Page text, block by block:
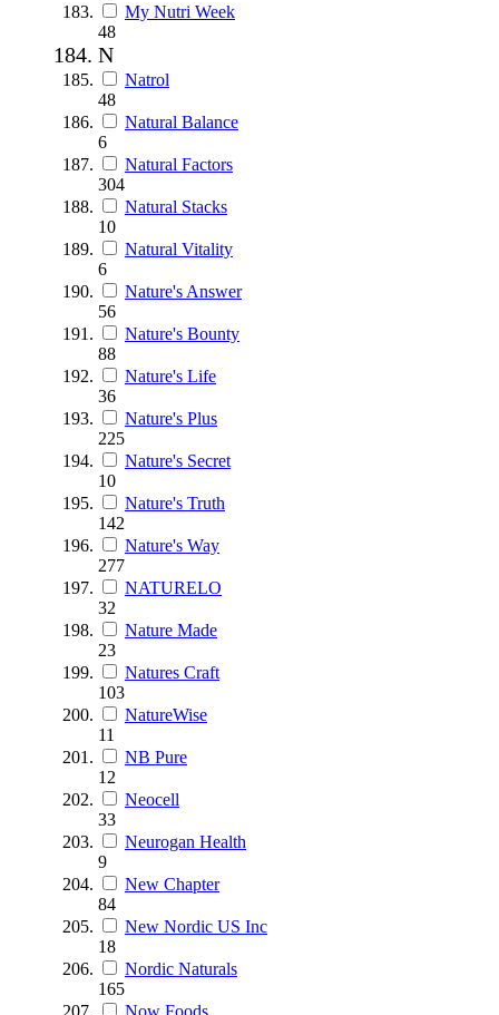
My Nutri Week
48
N
Natrol
48
Natural Balance
6
Natural Factors
304
Natural Stacks
10
Natural Vitality
6
Nature's Answer
56
Nature's Bounty
88
Nature's Life
36
Nature's Plus
225
Nature's Secret
10
Nature's Truth
142
Nature's Way
277
NATURELO
32
Nature Made
23
Natures Craft
103
NatureWise
11
NB Pure
12
Neocell
33
Neurogan Health
9
New Chapter
84
New Nordic US Inc
18
Nordic Naturals
165
Now Foods